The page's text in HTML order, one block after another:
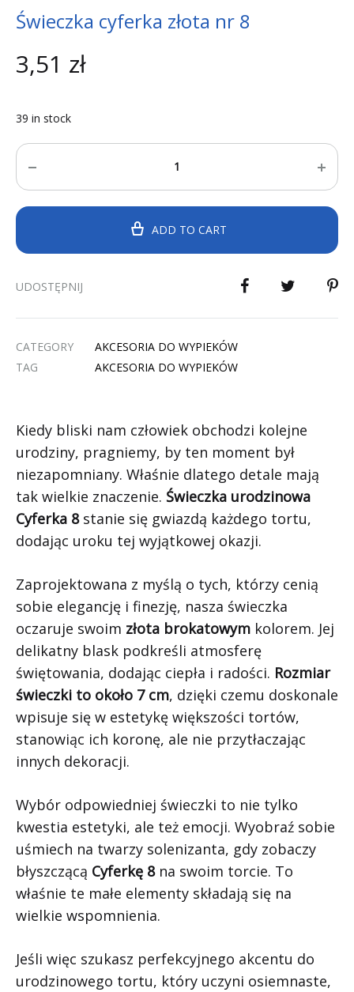
Świeczka cyferka złota nr 8
3,51 zł
39 in stock
Quantity
ADD TO CART
UDOSTĘPNIJ
CATEGORY
AKCESORIA DO WYPIEKÓW
TAG
AKCESORIA DO WYPIEKÓW
Kiedy bliski nam człowiek obchodzi kolejne
urodziny, pragniemy, by ten moment był
niezapomniany. Właśnie dlatego detale mają
tak wielkie znaczenie. Świeczka urodzinowa
Cyferka 8stanie się gwiazdą każdego tortu,
dodając uroku tej wyjątkowej okazji.
Zaprojektowana z myślą o tych, którzy cenią
sobie elegancję i finezję, nasza świeczka
oczaruje swoim złota brokatowym kolorem. Jej
delikatny blask podkreśli atmosferę
świętowania, dodając ciepła i radości. Rozmiar
świeczki to około 7 cm, dzięki czemu doskonale
wpisuje się w estetykę większości tortów,
stanowiąc ich koronę, ale nie przytłaczając
innych dekoracji.
Wybór odpowiedniej świeczki to nie tylko
kwestia estetyki, ale też emocji. Wyobraź sobie
uśmiech na twarzy solenizanta, gdy zobaczy
błyszczącą Cyferkę 8na swoim torcie. To
właśnie te małe elementy składają się na
wielkie wspomnienia.
Jeśli więc szukasz perfekcyjnego akcentu do
urodzinowego tortu, który uczyni osiemnaste,